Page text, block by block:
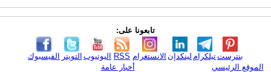
تابعونا على:
الفيسبوك التويتر اليوتيوب RSS الانستغرام لينكدإن تيلكرامبنترست
الموقع الرئيسي
أخبار عامة